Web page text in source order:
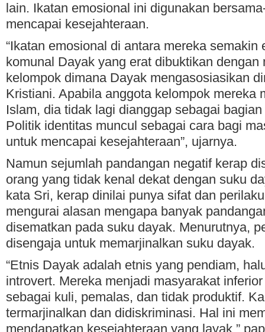
lain. Ikatan emosional ini digunakan
mencapai kesejahteraan.
“Ikatan emosional di antara mereka semakin
komunal Dayak yang erat dibuktikan dengan
kelompok dimana Dayak mengasosiasikan
Kristiani. Apabila anggota kelompok mereka
Islam, dia tidak lagi dianggap sebagai
Politik identitas muncul sebagai cara bagi
untuk mencapai kesejahteraan”, ujarnya.
Namun sejumlah pandangan negatif kerap
orang yang tidak kenal dekat dengan suku
kata Sri, kerap dinilai punya sifat dan
mengurai alasan mengapa banyak
disematkan pada suku dayak. Menurutnya,
disengaja untuk memarjinalkan suku dayak.
“Etnis Dayak adalah etnis yang pendiam,
introvert. Mereka menjadi masyarakat
sebagai kuli, pemalas, dan tidak produktif.
termarjinalkan dan didiskriminasi. Hal ini
mendapatkan kesejahteraan yang layak,”